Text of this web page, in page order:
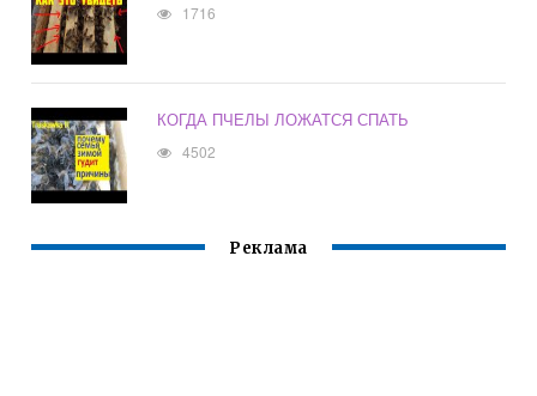
1716
КОГДА ПЧЕЛЫ ЛОЖАТСЯ СПАТЬ
4502
Реклама